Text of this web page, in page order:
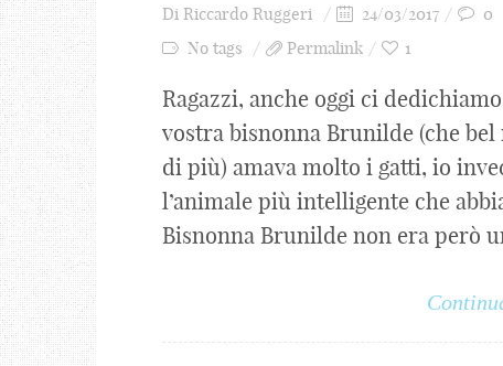
Di Riccardo Ruggeri 24/03/2017 0
No tags
Permalink 1
Ragazzi, anche oggi ci
vostra bisnonna Brunilde (che
di più) amava molto i gatti, io
l’animale più intelligente che
Bisnonna Brunilde non era però